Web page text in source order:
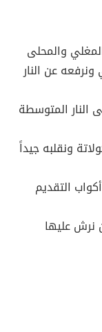
والمحلى
عن النار
النار المتوسطة
ونقلبه جيداً
التقديم
نرش عليها